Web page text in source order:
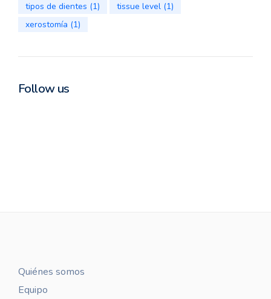
tipos de dientes (1) tissue level (1)
xerostomía (1)
Follow us
Quiénes somos
Equipo